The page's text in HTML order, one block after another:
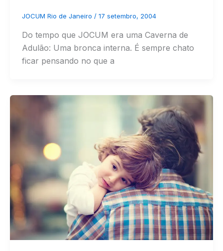
JOCUM Rio de Janeiro / 17 setembro, 2004
Do tempo que JOCUM era uma Caverna de
Adulão: Uma bronca interna. É sempre chato
ficar pensando no que a